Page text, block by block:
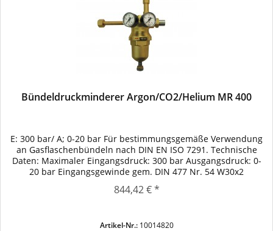
Bündeldruckminderer Argon/CO2/Helium MR 400
E: 300 bar/ A; 0-20 bar Für bestimmungsgemäße Verwendung
an Gasflaschenbündeln nach DIN EN ISO 7291. Technische
Daten: Maximaler Eingangsdruck: 300 bar Ausgangsdruck: 0-
20 bar Eingangsgewinde gem. DIN 477 Nr. 54 W30x2
Ausgangsgewinde: G1/2" RH gerade
844,42 € *
Artikel-Nr.:10014820